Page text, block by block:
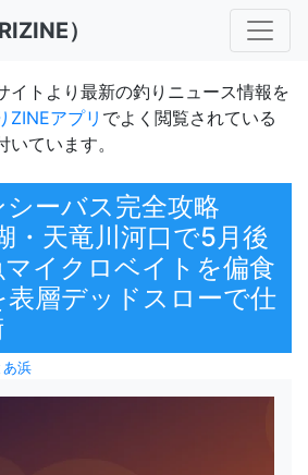
）
イトより最新の釣りニュース情報を
ZINEアプリ でよく閲覧されている
ています。
ーバス完全攻略
・天竜川河口で5月後
イクロベイトを偏食
層デッドスローで仕
あ浜